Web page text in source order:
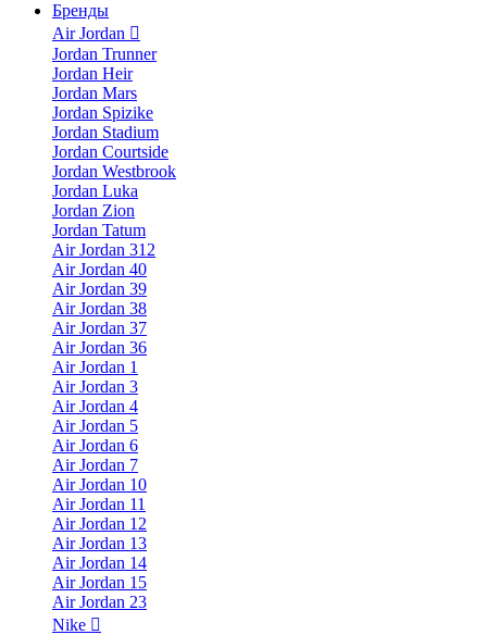
Бренды
Air Jordan
Jordan Trunner
Jordan Heir
Jordan Mars
Jordan Spizike
Jordan Stadium
Jordan Courtside
Jordan Westbrook
Jordan Luka
Jordan Zion
Jordan Tatum
Air Jordan 312
Air Jordan 40
Air Jordan 39
Air Jordan 38
Air Jordan 37
Air Jordan 36
Air Jordan 1
Air Jordan 3
Air Jordan 4
Air Jordan 5
Air Jordan 6
Air Jordan 7
Air Jordan 10
Air Jordan 11
Air Jordan 12
Air Jordan 13
Air Jordan 14
Air Jordan 15
Air Jordan 23
Nike